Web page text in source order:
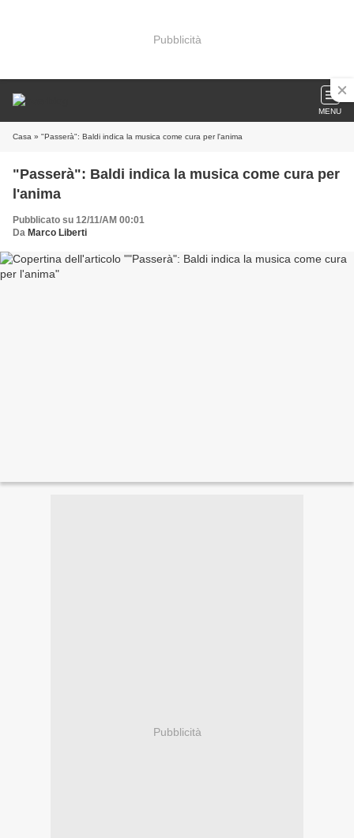
Pubblicità
MENU
Casa » "Passerà": Baldi indica la musica come cura per l'anima
"Passerà": Baldi indica la musica come cura per
l'anima
Pubblicato su 12/11/AM 00:01
Da Marco Liberti
Pubblicità